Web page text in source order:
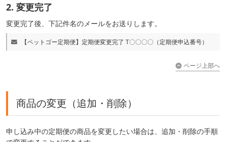
2. 変更完了
変更完了後、下記件名のメールをお送りします。
【ペットゴー定期便】定期便変更完了 T〇〇〇〇（定期便申込番号）
ページ上部へ
商品の変更（追加・削除）
申し込み中の定期便の商品を変更したい場合は、追加・削除の手順